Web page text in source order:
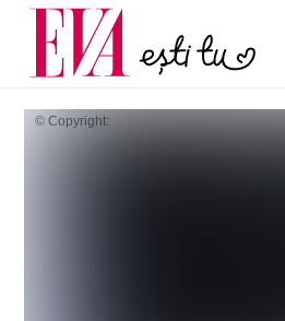
© Copyright:
Carieră
Actualitate